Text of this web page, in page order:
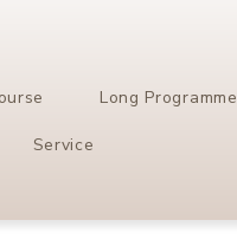
Long Programme
Service